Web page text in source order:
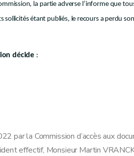
la partie adverse l’informe que
sollicités étant publiés, le recours a perdu
décide :
par la Commission d’accès aux
effectif, Monsieur Martin